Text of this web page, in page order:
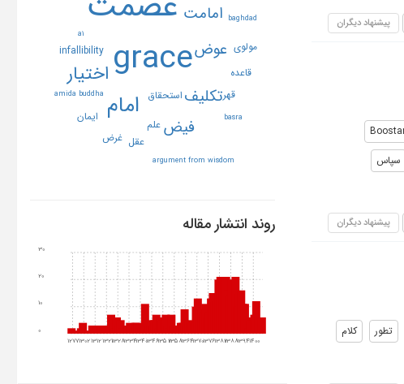
پیشنهاد دیگران
سپاس
پیشنهاد دیگران
تطور
کلام
grace
امام
اختيار
امامت
تكليف
عوض
فيض
infallibility
استحقاق
ايمان
عقل
علم
غرض
قاعده
قهر
مولوي
a1
amida buddha
argument from wisdom
baghdad
basra
روند انتشار مقاله
12771302131213211328133413401346135213581364137013761382138813941400
0
10
20
30